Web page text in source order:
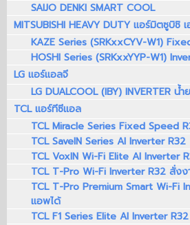
SAIJO DENKI SMART COOL
MITSUBISHI HEAVY DUTY แอร์มิตซูบิชิ
KAZE Series (SRKxxCYV-W1)
HOSHI Series (SRKxxYYP-W1)
LG แอร์แอลจี
LG DUALCOOL (IBY) INVERTER
TCL แอร์ทีซีแอล
TCL Miracle Series Fixed Speed
TCL SaveIN Series AI Inverter R32
TCL VoxIN Wi-Fi Elite AI Inverter
TCL T-Pro Wi-Fi Inverter R32 สั่ง
TCL T-Pro Premium Smart Wi-Fi
แอพได้
TCL F1 Series Elite AI Inverter R32